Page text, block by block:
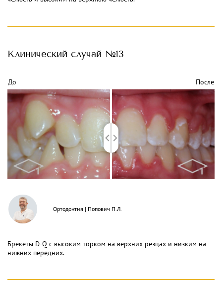
Клинический случай №13
До После
Ортодонтия | Попович П.Л.
Брекеты D-Q с высоким торком на верхних резцах и низким на
нижних передних.